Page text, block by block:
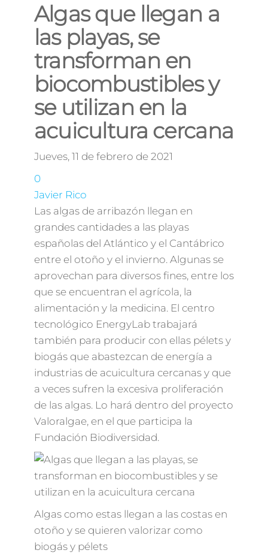
Algas que llegan a
las playas, se
transforman en
biocombustibles y
se utilizan en la
acuicultura cercana
Jueves, 11 de febrero de 2021
0
Javier Rico
Las algas de arribazón llegan en
grandes cantidades a las playas
españolas del Atlántico y el Cantábrico
entre el otoño y el invierno. Algunas se
aprovechan para diversos fines, entre los
que se encuentran el agrícola, la
alimentación y la medicina. El centro
tecnológico EnergyLab trabajará
también para producir con ellas pélets y
biogás que abastezcan de energía a
industrias de acuicultura cercanas y que
a veces sufren la excesiva proliferación
de las algas. Lo hará dentro del proyecto
Valoralgae, en el que participa la
Fundación Biodiversidad.
Algas como estas llegan a las costas en
otoño y se quieren valorizar como
biogás y pélets